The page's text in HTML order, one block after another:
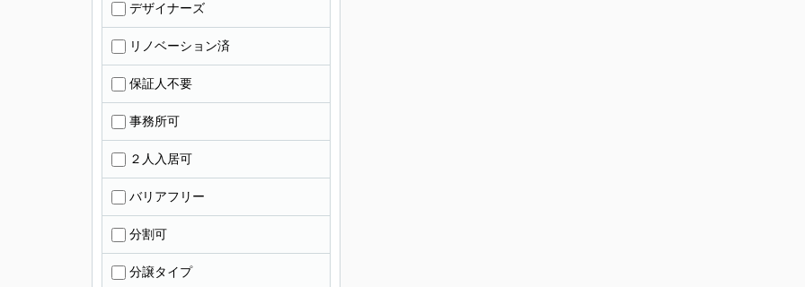
デザイナーズ
リノベーション済
保証人不要
事務所可
２人入居可
バリアフリー
分割可
分譲タイプ